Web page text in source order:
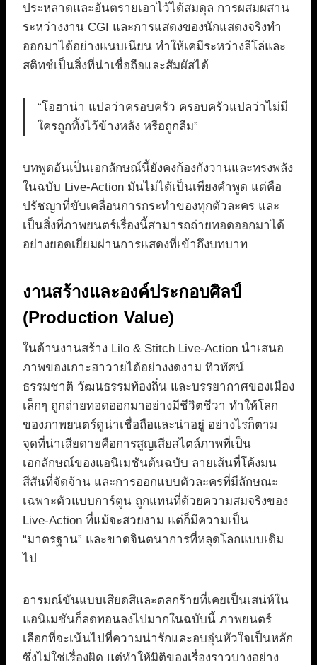
ประหลาดและอันตรายเอาไว้ได้สมดุล การผสมผสาน
ระหว่างงาน CGI และการแสดงของนักแสดงจริงทำ
ออกมาได้อย่างแนบเนียน ทำให้เคมีระหว่างลีโล่และ
สติทช์เป็นสิ่งที่น่าเชื่อถือและสัมผัสได้
“โอฮาน่า แปลว่าครอบครัว ครอบครัวแปลว่าไม่มี
ใครถูกทิ้งไว้ข้างหลัง หรือถูกลืม”
บทพูดอันเป็นเอกลักษณ์นี้ยังคงก้องกังวานและทรงพลัง
ในฉบับ Live-Action มันไม่ได้เป็นเพียงคำพูด แต่คือ
ปรัชญาที่ขับเคลื่อนการกระทำของทุกตัวละคร และ
เป็นสิ่งที่ภาพยนตร์เรื่องนี้สามารถถ่ายทอดออกมาได้
อย่างยอดเยี่ยมผ่านการแสดงที่เข้าถึงบทบาท
งานสร้างและองค์ประกอบศิลป์
(Production Value)
ในด้านงานสร้าง Lilo & Stitch Live-Action นำเสนอ
ภาพของเกาะฮาวายได้อย่างงดงาม ทิวทัศน์
ธรรมชาติ วัฒนธรรมท้องถิ่น และบรรยากาศของเมือง
เล็กๆ ถูกถ่ายทอดออกมาอย่างมีชีวิตชีวา ทำให้โลก
ของภาพยนตร์ดูน่าเชื่อถือและน่าอยู่ อย่างไรก็ตาม
จุดที่น่าเสียดายคือการสูญเสียสไตล์ภาพที่เป็น
เอกลักษณ์ของแอนิเมชันต้นฉบับ ลายเส้นที่โค้งมน
สีสันที่จัดจ้าน และการออกแบบตัวละครที่มีลักษณะ
เฉพาะตัวแบบการ์ตูน ถูกแทนที่ด้วยความสมจริงของ
Live-Action ที่แม้จะสวยงาม แต่ก็มีความเป็น
“มาตรฐาน” และขาดจินตนาการที่หลุดโลกแบบเดิม
ไป
อารมณ์ขันแบบเสียดสีและตลกร้ายที่เคยเป็นเสน่ห์ใน
แอนิเมชันก็ลดทอนลงไปมากในฉบับนี้ ภาพยนตร์
เลือกที่จะเน้นไปที่ความน่ารักและอบอุ่นหัวใจเป็นหลัก
ซึ่งไม่ใช่เรื่องผิด แต่ทำให้มิติของเรื่องราวบางอย่าง